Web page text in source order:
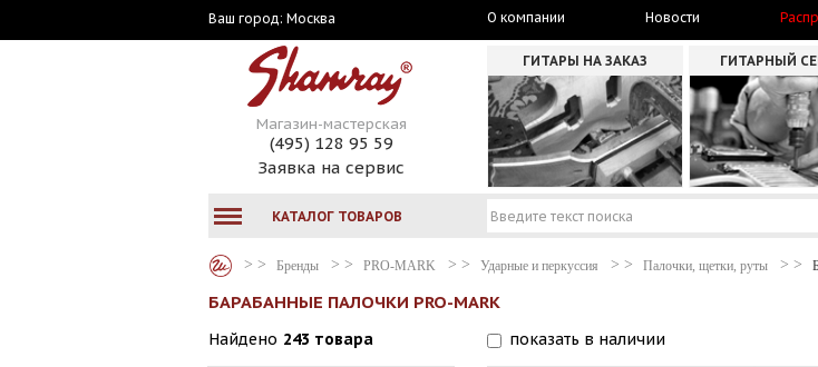
Ваш город: Москва О компании Новости
Магазин-мастерская
(495) 128 95 59
Заявка на сервис
ГИТАРЫ НА ЗАКАЗ ГИТАРНЫЙ
КАТАЛОГ ТОВАРОВ
Бренды PRO-MARK Ударные и перкуссия Палочки, щетки, руты
БАРАБАННЫЕ ПАЛОЧКИ PRO-MARK
Найдено 243 товара показать в наличии